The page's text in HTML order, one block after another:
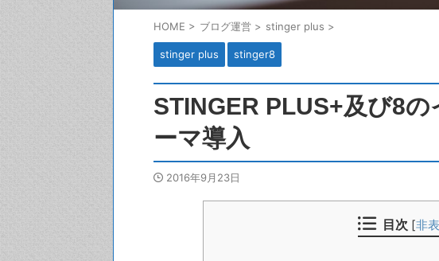
HOME > ブログ運営 > stinger plus >
stinger plus stinger8
STINGER PLUS+及び8
ーマ導入
2016年9月23日
目次 [非